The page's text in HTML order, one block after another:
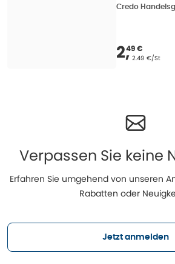
Credo
2,
49 €
Grundpreis
2.49 €/St
Verpassen Sie keine
Erfahren Sie umgehend von unseren
Rabatten oder
Jetzt anmelden